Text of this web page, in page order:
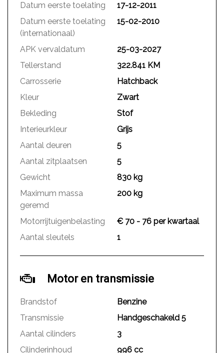
Datum eerste toelating
17-12-2011
Datum eerste toelating
(internationaal)
15-02-2010
APK vervaldatum
25-03-2027
Tellerstand
322.841 KM
Carrosserie
Hatchback
Kleur
Zwart
Bekleding
Stof
Interieurkleur
Grijs
Aantal deuren
5
Aantal zitplaatsen
5
Gewicht
830 kg
Maximum massa
geremd
200 kg
Motorrijtuigenbelasting
€ 70 - 76 per kwartaal
Aantal sleutels
1
Motor en transmissie
Brandstof
Benzine
Transmissie
Handgeschakeld 5
Aantal cilinders
3
Cilinderinhoud
996 cc